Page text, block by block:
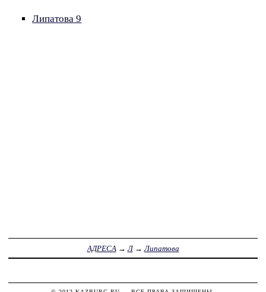
Липатова 9
АДРЕСА →Л→Липатова